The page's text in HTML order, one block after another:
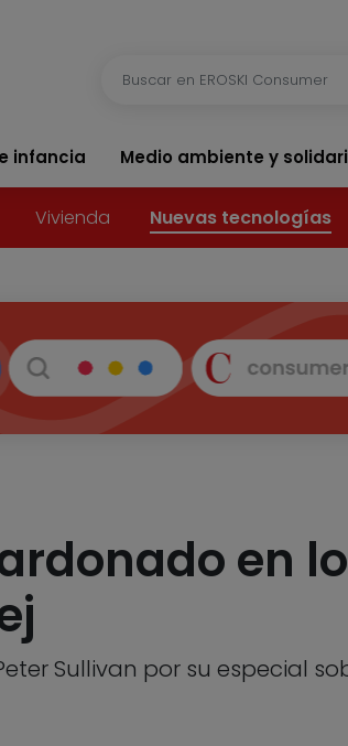
infancia Medio ambiente y
Vivienda Nuevas tecnologías
en
Sullivan por su especial